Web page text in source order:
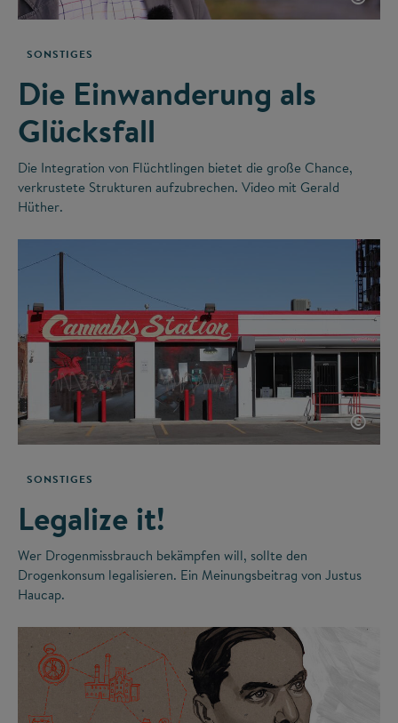
SONSTIGES
Die Einwanderung als
Glücksfall
Die Integration von Flüchtlingen bietet die große Chance,
verkrustete Strukturen aufzubrechen. Video mit Gerald
Hüther.
©
SONSTIGES
Legalize it!
Wer Drogenmissbrauch bekämpfen will, sollte den
Drogenkonsum legalisieren. Ein Meinungsbeitrag von Justus
Haucap.